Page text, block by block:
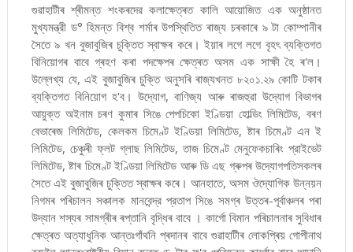
গুৱাহাটীৰ শ্ৰীমন্ত শংকৰদেৱ কলাক্ষেত্ৰত কালি আয়োজিত এক অনুষ্ঠানত
মুখ্যমন্ত্রী ড° হিমন্ত বিশ্ব শৰ্মাৰ উপস্থিতিত ৰাজ্য চৰকাৰে ৯ টা কোম্পানীৰ
সৈতে ৯ খন বুজাবুজিৰ চুক্তিত স্বাক্ষৰ কৰে। ইয়াৰ লগে লগে বৃহৎ ব্যক্তিগত
বিনিয়োগৰ বাবে গ্ৰহণ কৰা পদক্ষেপৰ ক্ষেত্ৰত অসম এক সাক্ষী হৈ ৰ'ল।
উল্লেখ্য যে, এই বুজাবুজিৰ চুক্তি অনুসৰি ৰাজ্যখনত ৮২০১.২৯ কোটি টকাৰ
ব্যক্তিগত বিনিয়োগ হ'ব। উদ্যোগ, বাণিজ্য আৰু ৰাজহুৱা উদ্যোগ বিভাগৰ
আয়ুক্ত অইনাম চৰণ কুমাৰ সিঙে পেপচিকো ইণ্ডিয়া হোল্ডিং লিমিটেড, বৰণ
বেভাৰেজ লিমিটেড, কেলকম চিমেণ্ট ইণ্ডিয়া লিমিটেড, ষ্টাৰ চিমেণ্ট এন ই
লিমিটেড, চেঞ্চুৰী ফ্লট গ্লাছ লিমিটেড, তাজ চিমেণ্ট মেনুফেকচাৰিং প্রাইভেট
লিমিটেড, ষ্টাৰ চিমেণ্ট ইণ্ডিয়া লিমিটেড আৰু ডি এছ গ্ৰুপৰ উদ্যোগপতিসকলৰ
সৈতে এই বুজাবুজিৰ চুক্তিত স্বাক্ষৰ কৰে। আনহাতে, অসম ঔদ্যোগিক উন্নয়ন
নিগমৰ পৰিচালন সঞ্চালক মানবেন্দ্র প্রতাপ সিঙে সমগ্ৰ উত্তৰ-পূৰ্বাঞ্চলৰ পৰা
উদ্যান শস্যৰ সামগ্ৰীৰ ৰপ্তানি বৃদ্ধিৰ বাবে । কার্গো বিমান পৰিচালনাৰ সুবিধাৰ
ক্ষেত্ৰত অত্যাধুনিক আন্তঃগাঁথনি প্ৰদানৰ বাবে গুৱাহাটীৰ লোকপ্ৰিয় গোপীনাথ